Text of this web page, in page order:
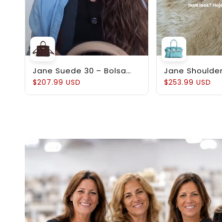
Jane Suede 30 – Bolsa
em Couro Suede
$207.99 USD
Jane
Estruturada
$253.99 USD